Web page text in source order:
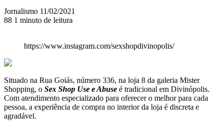
Jornalismo Mande
um
11/02/2021
88 1 minuto de leitura
https://www.instagram.com/sexshopdivinopolis/
Situado na Rua Goiás, número 336, na loja 8 da galeria Mister
Shopping, o Sex Shop Use e Abuse é tradicional em Divinópolis.
Com atendimento especializado para oferecer o melhor para cada
pessoa, a experiência de compra no interior da loja é discreta e
agradável.